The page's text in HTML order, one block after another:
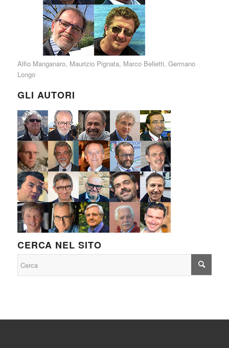
Alfio Manganaro, Maurizio Pignata, Marco Belletti, Germano
Longo
GLI AUTORI
CERCA NEL SITO